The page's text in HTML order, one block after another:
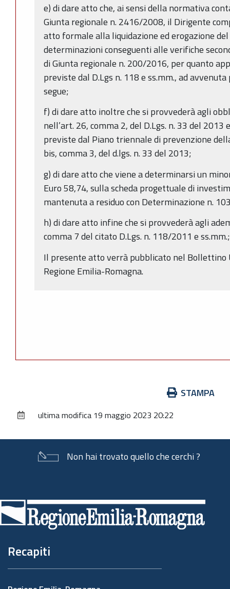
e) di dare atto che, ai sensi della normativa
Giunta regionale n. 2416/2008, il Dirigente
atto formale alla liquidazione ed erogazione
determinazioni conseguenti alle verifiche
di Giunta regionale n. 200/2016, per quanto
previste dal D.Lgs n. 118 e ss.mm., ad
segue;
f) di dare atto inoltre che si provvederà agli
nell’art. 26, comma 2, del D.Lgs. n. 33 del
previste dal Piano triennale di prevenzione
bis, comma 3, del d.lgs. n. 33 del 2013;
g) di dare atto che viene a determinarsi un
Euro 58,74, sulla scheda progettuale di
mantenuta a residuo con Determinazione n.
h) di dare atto infine che si provvederà agli
comma 7 del citato D.Lgs. n. 118/2011 e
Il presente atto verrà pubblicato nel Bollettino
Regione Emilia-Romagna.
documento
STAMPA
ultima modifica 19 maggio 2023 20:22
Non hai trovato quello che cerchi ?
di
pagina
Recapiti